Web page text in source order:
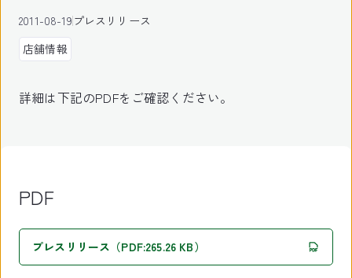
2011-08-19プレスリリース
店舗情報
詳細は下記のPDFをご確認ください。
PDF
プレスリリース（PDF:265.26 KB）